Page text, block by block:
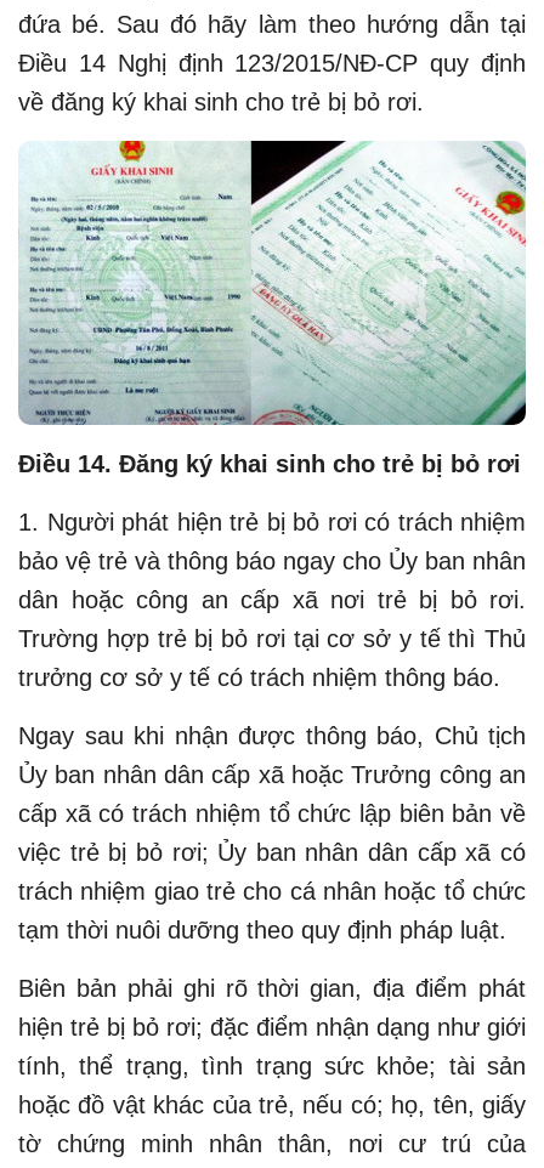
đứa bé. Sau đó hãy làm theo hướng dẫn tại
Điều 14 Nghị định 123/2015/NĐ-CP quy định
về đăng ký khai sinh cho trẻ bị bỏ rơi.
Điều 14. Đăng ký khai sinh cho trẻ bị bỏ rơi
1. Người phát hiện trẻ bị bỏ rơi có trách nhiệm
bảo vệ trẻ và thông báo ngay cho Ủy ban nhân
dân hoặc công an cấp xã nơi trẻ bị bỏ rơi.
Trường hợp trẻ bị bỏ rơi tại cơ sở y tế thì Thủ
trưởng cơ sở y tế có trách nhiệm thông báo.
Ngay sau khi nhận được thông báo, Chủ tịch
Ủy ban nhân dân cấp xã hoặc Trưởng công an
cấp xã có trách nhiệm tổ chức lập biên bản về
việc trẻ bị bỏ rơi; Ủy ban nhân dân cấp xã có
trách nhiệm giao trẻ cho cá nhân hoặc tổ chức
tạm thời nuôi dưỡng theo quy định pháp luật.
Biên bản phải ghi rõ thời gian, địa điểm phát
hiện trẻ bị bỏ rơi; đặc điểm nhận dạng như giới
tính, thể trạng, tình trạng sức khỏe; tài sản
hoặc đồ vật khác của trẻ, nếu có; họ, tên, giấy
tờ chứng minh nhân thân, nơi cư trú của